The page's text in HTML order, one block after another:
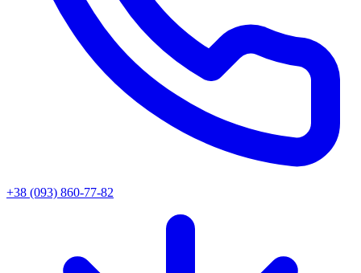
+38 (093) 860-77-82